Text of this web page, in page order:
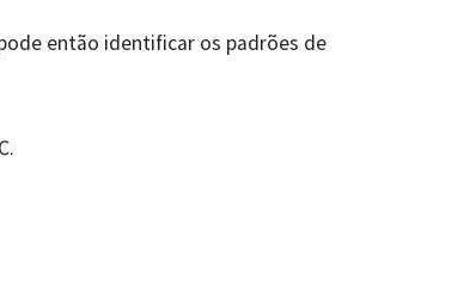
então identificar os padrões de